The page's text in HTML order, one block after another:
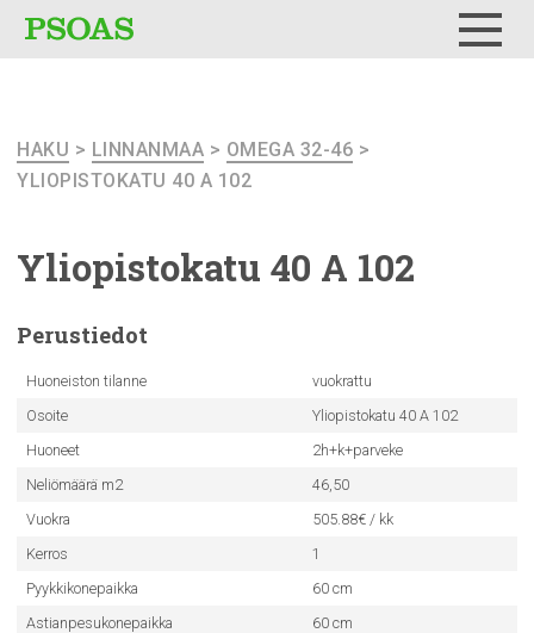
HAKU > LINNANMAA > OMEGA 32-46 >
YLIOPISTOKATU 40 A 102
Yliopistokatu 40 A 102
Perustiedot
Huoneiston tilanne
vuokrattu
Osoite
Yliopistokatu 40 A 102
Huoneet
2h+k+parveke
Neliömäärä m2
46,50
Vuokra
505.88€ / kk
Kerros
1
Pyykkikonepaikka
60 cm
Astianpesukonepaikka
60 cm